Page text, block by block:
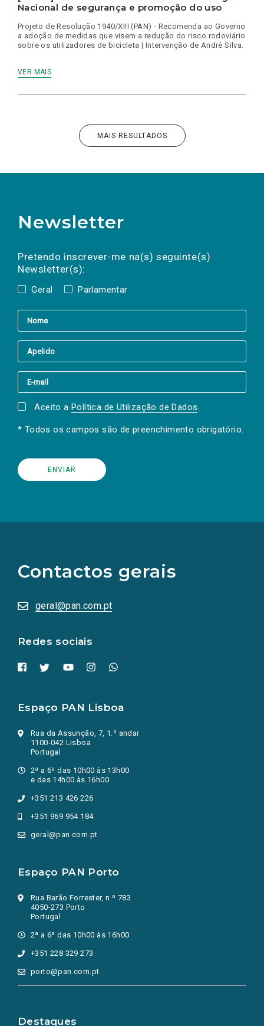
Nacional de segurança e promoção do uso
Projeto de Resolução 1940/XIII (PAN) - Recomenda ao Governo
a adoção de medidas que visem a redução do risco rodoviário
sobre os utilizadores de bicicleta | Intervenção de André Silva.
VER MAIS
MAIS RESULTADOS
Newsletter
Pretendo inscrever-me na(s) seguinte(s)
Newsletter(s):
Geral Parlamentar
a(s) newsletter(s).
mail
Aceito a Política de Utilização de Dados.
* Todos os campos são de preenchimento obrigatório.
Contactos gerais
geral@pan.com.pt
Redes sociais
redes
sociais
numa
nova
Espaço PAN Lisboa
Rua da Assunção, 7, 1.º andar
1100-042 Lisboa
Portugal
2ª a 6ª das 10h00 às 13h00
e das 14h00 às 16h00
+351 213 426 226
+351 969 954 184
geral@pan.com.pt
Espaço PAN Porto
Rua Barão Forrester, n.º 783
4050-273 Porto
Portugal
2ª a 6ª das 10h00 às 16h00
+351 228 329 273
porto@pan.com.pt
Destaques